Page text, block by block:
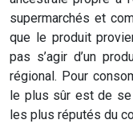
supermarchés et
que le produit
pas s’agir d’un
régional. Pour
le plus sûr est de
les plus réputés du